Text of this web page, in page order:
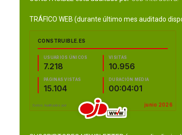
TRÁFICO WEB (durante último mes auditado